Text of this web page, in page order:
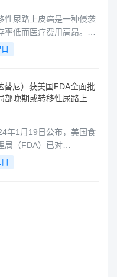
性尿路上皮癌是一种侵袭
率低而医疗费用高昂。转
的5年生存率约为7%。尿
癌的最常见类型，占膀胱
每年新增约549,000例膀
例死亡病例。在欧
替尼）获美国FDA全面批
部晚期或转移性尿路上皮
年1月19日公布，美国食
局（FDA）已对
）的适应症进行了扩
用于治疗携带易感FGFR3